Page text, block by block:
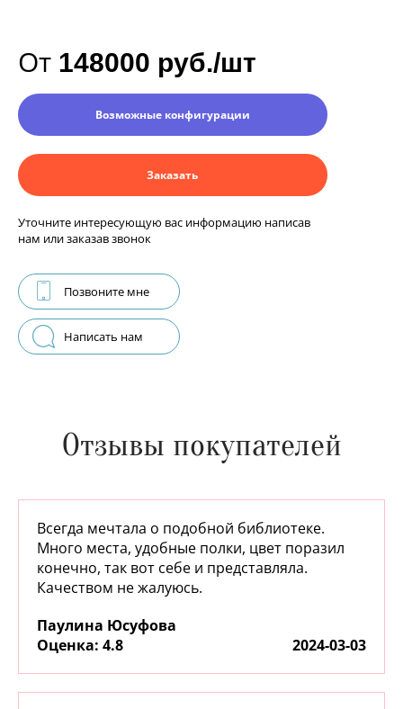
От 148000 руб./шт
Возможные конфигурации
Заказать
Уточните интересующую вас информацию написав
нам или заказав звонок
Позвоните мне
Написать нам
Отзывы покупателей
Всегда мечтала о подобной библиотеке.
Много места, удобные полки, цвет поразил
конечно, так вот себе и представляла.
Качеством не жалуюсь.
Паулина Юсуфова
: 4.8 2024-03-03